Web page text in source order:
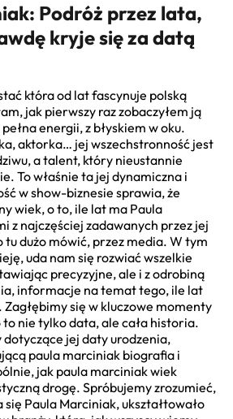
Podróż przez lata,
kryje się za datą
która od lat fascynuje polską
jak pierwszy raz zobaczyłem ją
energii, z błyskiem w oku.
aktorka… jej wszechstronność jest
a talent, który nieustannie
To właśnie ta jej dynamiczna i
w show-biznesie sprawia, że
wiek, o to, ile lat ma Paula
z najczęściej zadawanych przez jej
dużo mówić, przez media. W tym
uda nam się rozwiać wszelkie
precyzyjne, ale i z odrobiną
informacje na temat tego, ile lat
się w kluczowe momenty
nie tylko data, ale cała historia.
dotyczące jej daty urodzenia,
paula marciniak biografia i
jak paula marciniak wiek
drogę. Spróbujemy zrozumieć,
się Paula Marciniak, ukształtowało